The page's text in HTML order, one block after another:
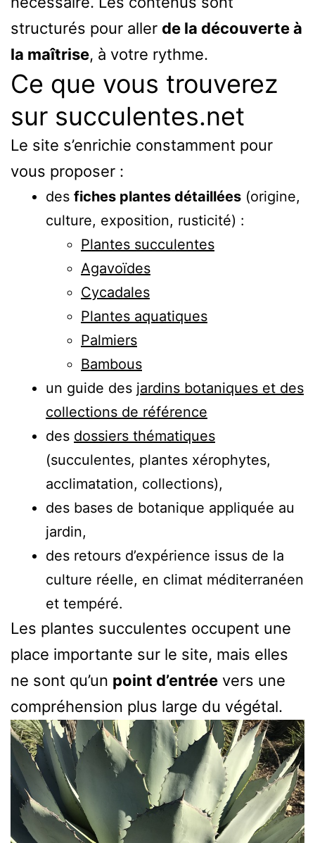
structurés pour aller de la découverte à
la maîtrise, à votre rythme.
Ce que vous trouverez
sur succulentes.net
Le site s’enrichie constamment pour
vous proposer :
des fiches plantes détaillées (origine,
culture, exposition, rusticité) :
Plantes succulentes
Agavoïdes
Cycadales
Plantes aquatiques
Palmiers
Bambous
un guide des jardins botaniques et des
collections de référence
des dossiers thématiques
(succulentes, plantes xérophytes,
acclimatation, collections),
des bases de botanique appliquée au
jardin,
des retours d’expérience issus de la
culture réelle, en climat méditerranéen
et tempéré.
Les plantes succulentes occupent une
place importante sur le site, mais elles
ne sont qu’un point d’entrée vers une
compréhension plus large du végétal.